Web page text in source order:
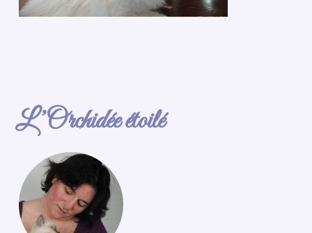
L’Orchidée étoilé